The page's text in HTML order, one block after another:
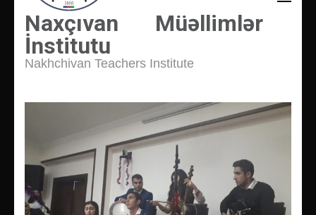
basın)
Naxçıvan Müəllimlər
İnstitutu
Nakhchivan Teachers Institute